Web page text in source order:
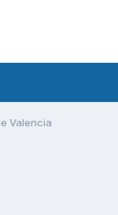
Valencia